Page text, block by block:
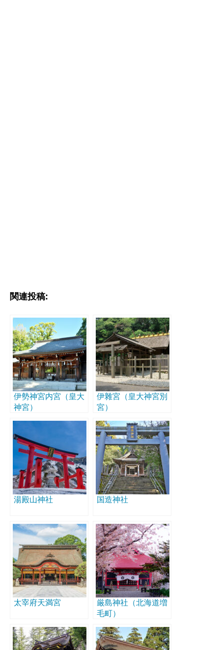
関連投稿:
伊勢神宮内宮（皇大
神宮）
伊雜宮（皇大神宮別
宮）
湯殿山神社 国造神社
太宰府天満宮
厳島神社（北海道増
毛町）